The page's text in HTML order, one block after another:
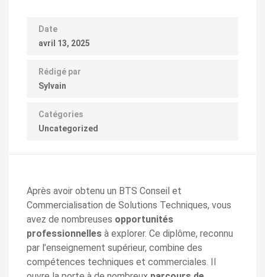
Date
avril 13, 2025
Rédigé par
Sylvain
Catégories
Uncategorized
Après avoir obtenu un BTS Conseil et
Commercialisation de Solutions Techniques, vous
avez de nombreuses opportunités
professionnelles à explorer. Ce diplôme, reconnu
par l’enseignement supérieur, combine des
compétences techniques et commerciales. Il